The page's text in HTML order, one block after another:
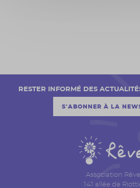
Association
141 allée de
RESTER INFORMÉ DES
S'ABONNER À LA